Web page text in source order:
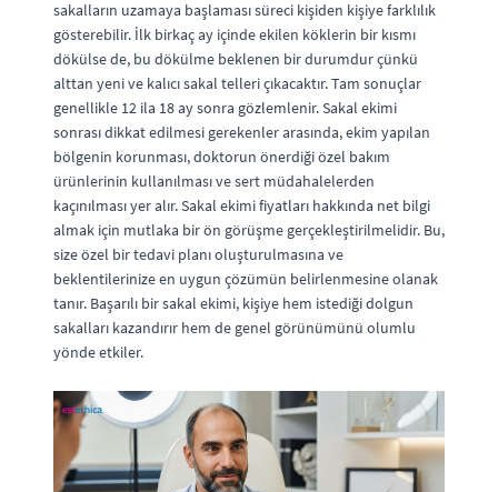
sakalların uzamaya başlaması süreci kişiden kişiye farklılık
gösterebilir. İlk birkaç ay içinde ekilen köklerin bir kısmı
dökülse de, bu dökülme beklenen bir durumdur çünkü
alttan yeni ve kalıcı sakal telleri çıkacaktır. Tam sonuçlar
genellikle 12 ila 18 ay sonra gözlemlenir. Sakal ekimi
sonrası dikkat edilmesi gerekenler arasında, ekim yapılan
bölgenin korunması, doktorun önerdiği özel bakım
ürünlerinin kullanılması ve sert müdahalelerden
kaçınılması yer alır. Sakal ekimi fiyatları hakkında net bilgi
almak için mutlaka bir ön görüşme gerçekleştirilmelidir. Bu,
size özel bir tedavi planı oluşturulmasına ve
beklentilerinize en uygun çözümün belirlenmesine olanak
tanır. Başarılı bir sakal ekimi, kişiye hem istediği dolgun
sakalları kazandırır hem de genel görünümünü olumlu
yönde etkiler.